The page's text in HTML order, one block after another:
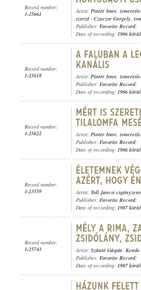
Record number:
1-25661
Artist: Pintér Imre,
szerző- Czuczor Gergely,
Publisher: Favorite Record;
Date of recording: 1906 körül
Record number:
1-25618
Artist: Pintér Imre,
Publisher: Favorite Record;
Date of recording: 1906 körül
Record number:
1-25622
Artist: Pintér Imre,
Publisher: Favorite Record;
Date of recording: 1906 körül
Record number:
1-23559
Artist: Toll Jancsi
Publisher: Favorite Record;
Date of recording: 1907 körül
Record number:
1-25743
Artist: Szántó Gáspár,
Publisher: Favorite Record;
Date of recording: 1907 körül